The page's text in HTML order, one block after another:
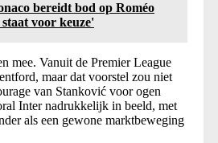
bereidt bod op Roméo
voor keuze'
mee. Vanuit de Premier League
maar dat voorstel zou niet
van Stanković voor ogen
Inter nadrukkelijk in beeld, met
als een gewone marktbeweging